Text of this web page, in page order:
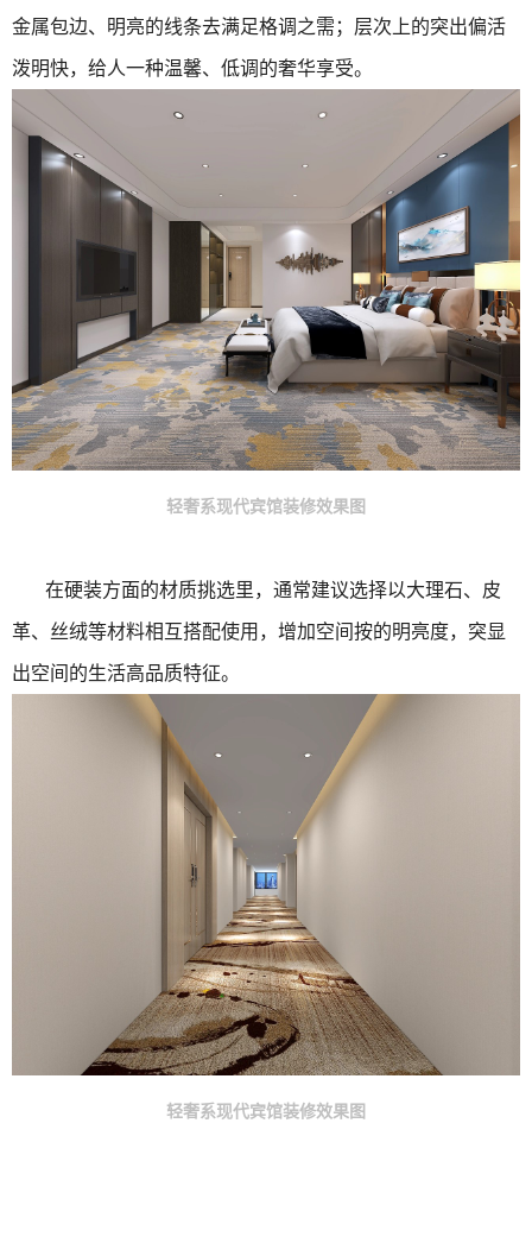
金属包边、明亮的线条去满足格调之需；层次上的突出偏活
泼明快，给人一种温馨、低调的奢华享受。
轻奢系现代宾馆装修效果图
在硬装方面的材质挑选里，通常建议选择以大理石、皮
革、丝绒等材料相互搭配使用，增加空间按的明亮度，突显
出空间的生活高品质特征。
轻奢系现代宾馆装修效果图